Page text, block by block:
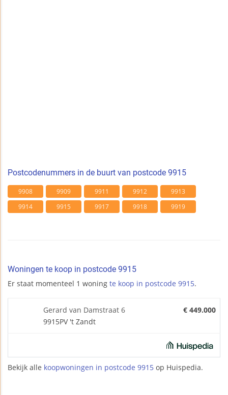
Postcodenummers in de buurt van postcode 9915
9908 9909 9911 9912
9913
9914
9915 9917 9918 9919
Woningen te koop in postcode 9915
Er staat momenteel 1 woning te koop in postcode 9915.
Gerard van Damstraat 6
9915PV 't Zandt
€ 449.000
Bekijk alle koopwoningen in postcode 9915 op Huispedia.